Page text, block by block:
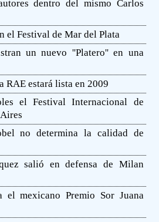
dentro del mismo Carlos
el Festival de Mar del Plata
un nuevo ''Platero'' en una
RAE estará lista en 2009
el Festival Internacional de
no determina la calidad de
salió en defensa de Milan
el mexicano Premio Sor Juana